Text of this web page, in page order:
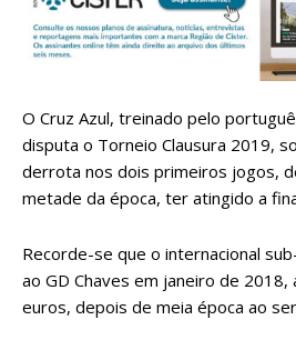
O Cruz Azul, treinado pelo
disputa o Torneio Clausura 2019,
derrota nos dois primeiros jogos,
metade da época, ter atingido a
Recorde-se que o internacional
ao GD Chaves em janeiro de
euros, depois de meia época ao